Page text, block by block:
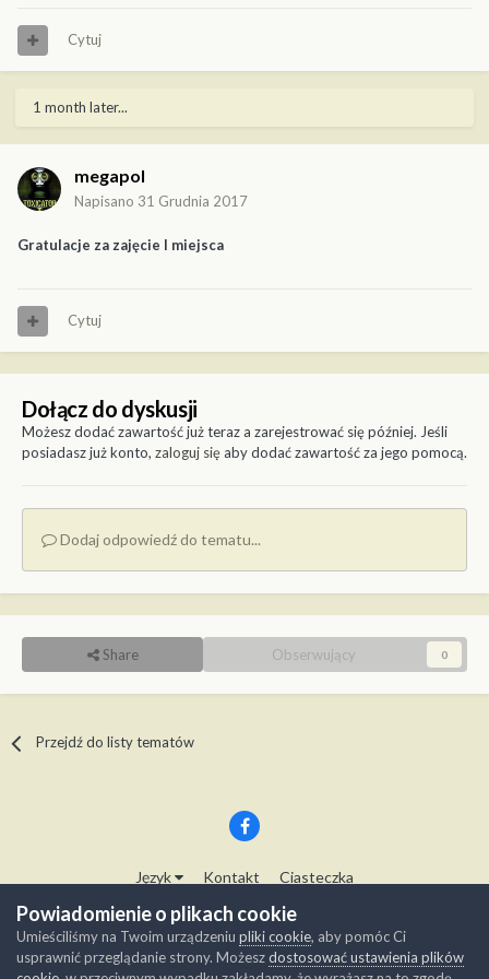
Cytuj
1 month later...
megapol
Napisano 31 Grudnia 2017
Gratulacje za zajęcie I miejsca
Cytuj
Dołącz do dyskusji
Możesz dodać zawartość już teraz a zarejestrować się później. Jeśli
posiadasz już konto, zaloguj sięaby dodać zawartość za jego pomocą.
Dodaj odpowiedź do tematu...
Share Obserwujący 0
Przejdź do listy tematów
Język Kontakt Ciasteczka
Copyright © Modelwork.pl
Powered by Invision Community
Powiadomienie o plikach cookie
Umieściliśmy na Twoim urządzeniu pliki cookie, aby pomóc Ci
usprawnić przeglądanie strony. Możeszdostosować ustawienia plików